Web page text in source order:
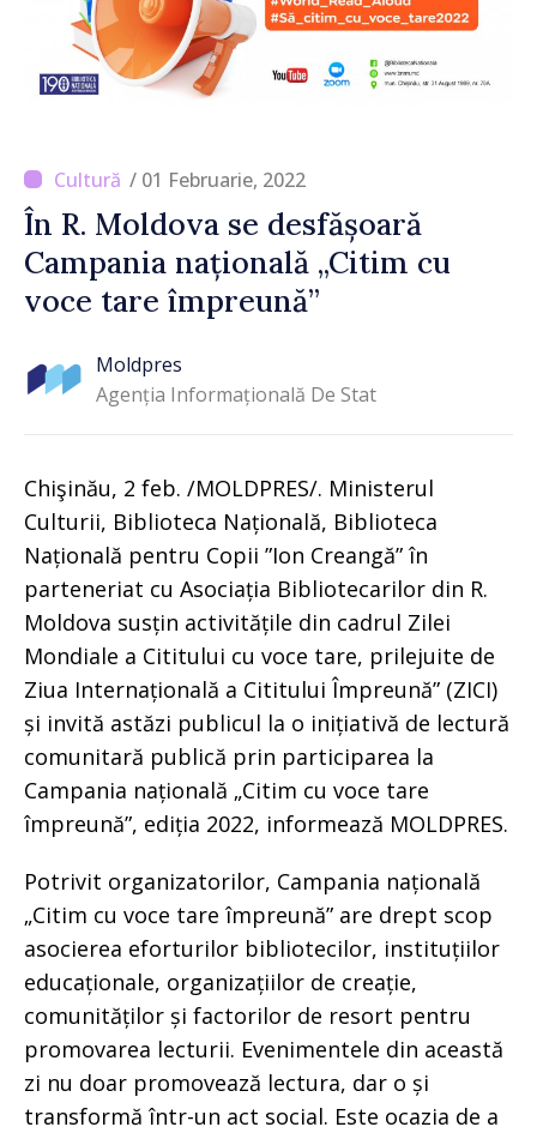
/ 01 Februarie, 2022
În R. Moldova se desfășoară
Campania națională „Citim cu
voce tare împreună”
Moldpres
Agenția Informațională De Stat
Chişinău, 2 feb. /MOLDPRES/. Ministerul
Culturii, Biblioteca Națională, Biblioteca
Națională pentru Copii ”Ion Creangă” în
parteneriat cu Asociația Bibliotecarilor din R.
Moldova susțin activitățile din cadrul Zilei
Mondiale a Cititului cu voce tare, prilejuite de
Ziua Internațională a Cititului Împreună” (ZICI)
și invită astăzi publicul la o inițiativă de lectură
comunitară publică prin participarea la
Campania națională „Citim cu voce tare
împreună”, ediția 2022, informează MOLDPRES.
Potrivit organizatorilor, Campania națională
„Citim cu voce tare împreună” are drept scop
asocierea eforturilor bibliotecilor, instituțiilor
educaționale, organizațiilor de creație,
comunităților și factorilor de resort pentru
promovarea lecturii. Evenimentele din această
zi nu doar promovează lectura, dar o și
transformă într-un act social. Este ocazia de a